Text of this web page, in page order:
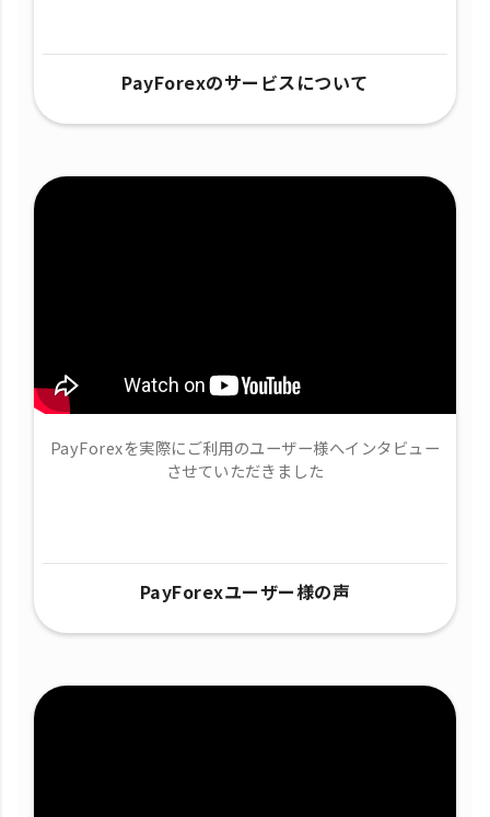
PayForexのサービスについて
PayForexを実際にご利用のユーザー様へインタビュー
させていただきました
PayForexユーザー様の声​